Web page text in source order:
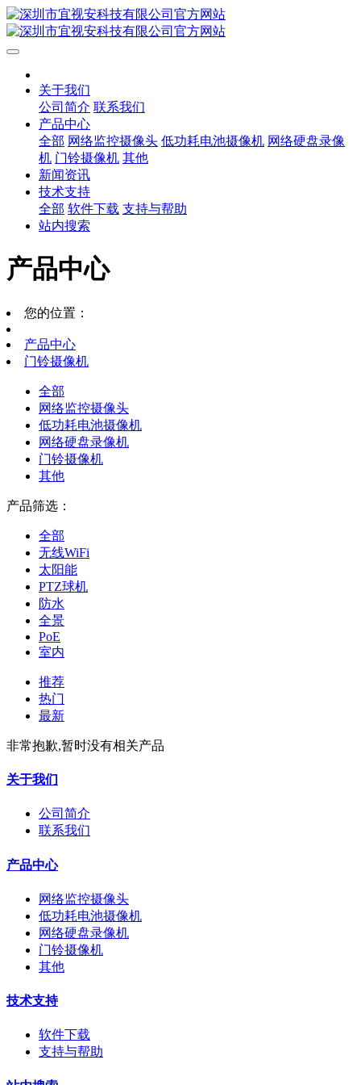
关于我们
公司简介 联系我们
产品中心
全部 网络监控摄像头 低功耗电池摄像机 网络硬盘录像
机 门铃摄像机 其他
新闻资讯
技术支持
全部 软件下载 支持与帮助
站内搜索
产品中心
您的位置：
产品中心
门铃摄像机
全部
网络监控摄像头
低功耗电池摄像机
网络硬盘录像机
门铃摄像机
其他
产品筛选：
全部
无线WiFi
太阳能
PTZ球机
防水
全景
PoE
室内
推荐
热门
最新
非常抱歉,暂时没有相关产品
关于我们
公司简介
联系我们
产品中心
网络监控摄像头
低功耗电池摄像机
网络硬盘录像机
门铃摄像机
其他
技术支持
软件下载
支持与帮助